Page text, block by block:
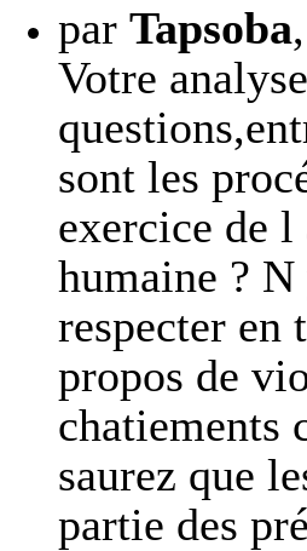
par Tapsoba,
Votre
sont les
exercice de
humaine ?
respecter en
propos de
chatiements
saurez que
partie des